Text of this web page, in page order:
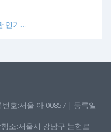
연기…
호:서울 아 00857 | 등록일
소:서울시 강남구 논현로